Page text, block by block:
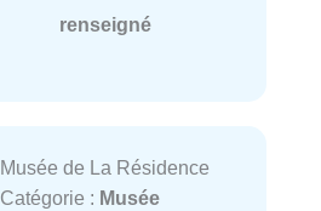
renseigné
Musée de La Résidence
Catégorie : Musée